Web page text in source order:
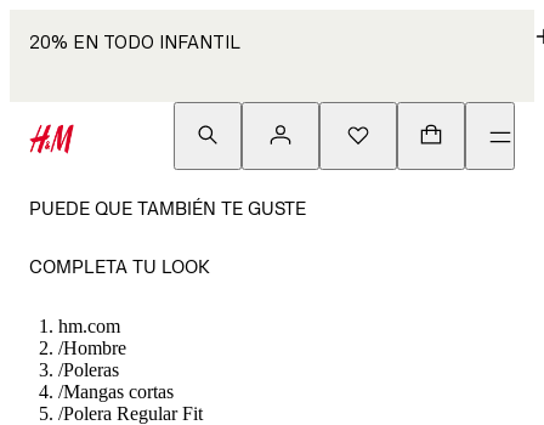
20% EN TODO INFANTIL
PUEDE QUE TAMBIÉN TE GUSTE
COMPLETA TU LOOK
hm.com
/Hombre
/Poleras
/Mangas cortas
/Polera Regular Fit